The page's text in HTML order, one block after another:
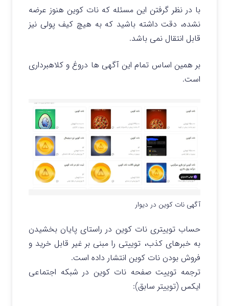
با در نظر گرفتن این مسئله که نات کوین هنوز عرضه
نشده، دقت داشته باشید که به هیچ کیف پولی نیز
قابل انتقال نمی باشد.
بر همین اساس تمام این آگهی ها دروغ و کلاهبرداری
است.
آگهی نات کوین در دیوار
حساب توییتری نات کوین در راستای پایان بخشیدن
به خبرهای کذب، توییتی را مبنی بر غیر قابل خرید و
فروش بودن نات کوین انتشار داده است.
ترجمه توییت صفحه نات کوین در شبکه اجتماعی
ایکس (توییتر سابق):